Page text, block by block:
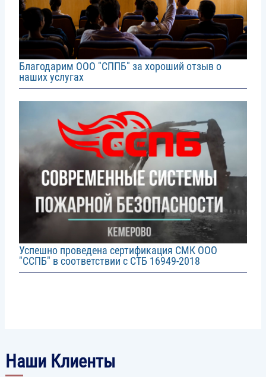
Благодарим ООО "СППБ" за хороший отзыв о
наших услугах
Успешно проведена сертификация СМК ООО
"ССПБ" в соответствии с СТБ 16949-2018
Наши Клиенты